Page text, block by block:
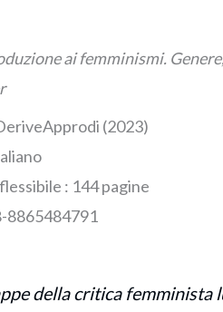
ai femminismi.
: ‎ DeriveApprodi (2023)
: ‎144 pagine
978-8865484791
della critica femminista